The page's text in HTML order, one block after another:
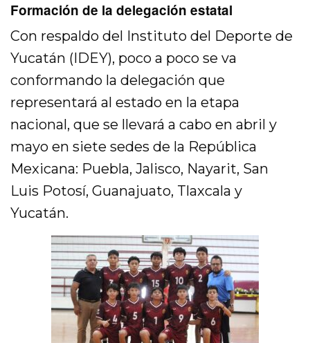
Formación de la delegación estatal
Con respaldo del Instituto del Deporte de
Yucatán (IDEY), poco a poco se va
conformando la delegación que
representará al estado en la etapa
nacional, que se llevará a cabo en abril y
mayo en siete sedes de la República
Mexicana: Puebla, Jalisco, Nayarit, San
Luis Potosí, Guanajuato, Tlaxcala y
Yucatán.